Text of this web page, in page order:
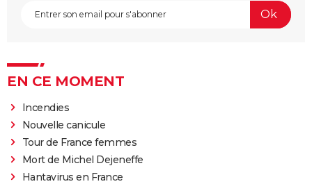
EN CE MOMENT
Incendies
Nouvelle canicule
Tour de France femmes
Mort de Michel Dejeneffe
Hantavirus en France